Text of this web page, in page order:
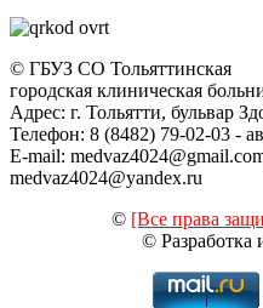
© ГБУЗ СО Тольяттинская
городская клиническая
Адрес: г. Тольятти, бульвар
Телефон: 8 (8482) 79-02-03 -
E-mail:
medvaz4024@yandex.ru
© [Все права
©